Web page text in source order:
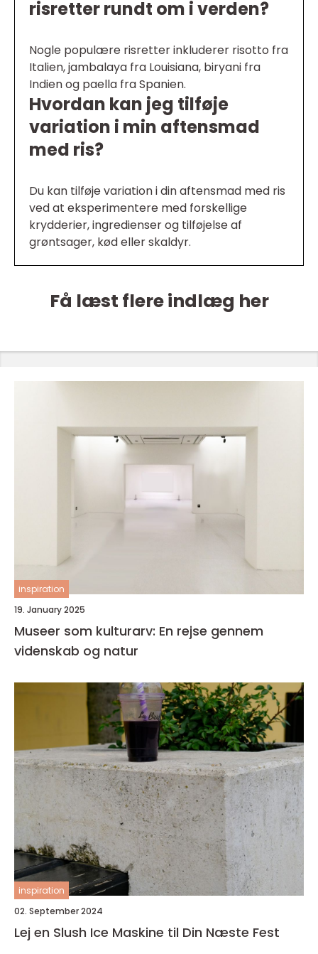
risretter rundt om i verden?
Nogle populære risretter inkluderer risotto fra
Italien, jambalaya fra Louisiana, biryani fra
Indien og paella fra Spanien.
Hvordan kan jeg tilføje
variation i min aftensmad
med ris?
Du kan tilføje variation i din aftensmad med ris
ved at eksperimentere med forskellige
krydderier, ingredienser og tilføjelse af
grøntsager, kød eller skaldyr.
Få læst flere indlæg her
inspiration
19. January 2025
Museer som kulturarv: En rejse gennem
videnskab og natur
inspiration
02. September 2024
Lej en Slush Ice Maskine til Din Næste Fest